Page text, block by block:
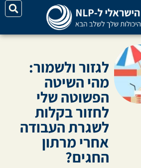
לגזור ולשמור:
מהי השיטה
הפשוטה שלי
לחזור בקלות
לשגרת העבודה
אחרי מרתון
החגים?